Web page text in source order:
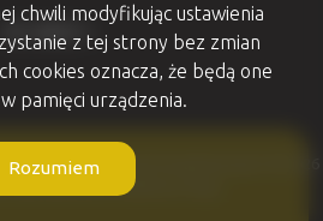
Facebook
Facebook
Facebook
Facebook
Facebook
Marzenia w metrach kwadratowych. © 2026
nieruchomości
Galactica Virgo
chwili modyfikując ustawienia
z tej strony bez zmian
cookies oznacza, że będą one
pamięci urządzenia.
Rozumiem